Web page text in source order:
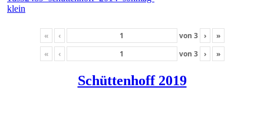
« ‹ von 3 ›
»
«
‹ von 3 › »
Schüttenhoff 2019